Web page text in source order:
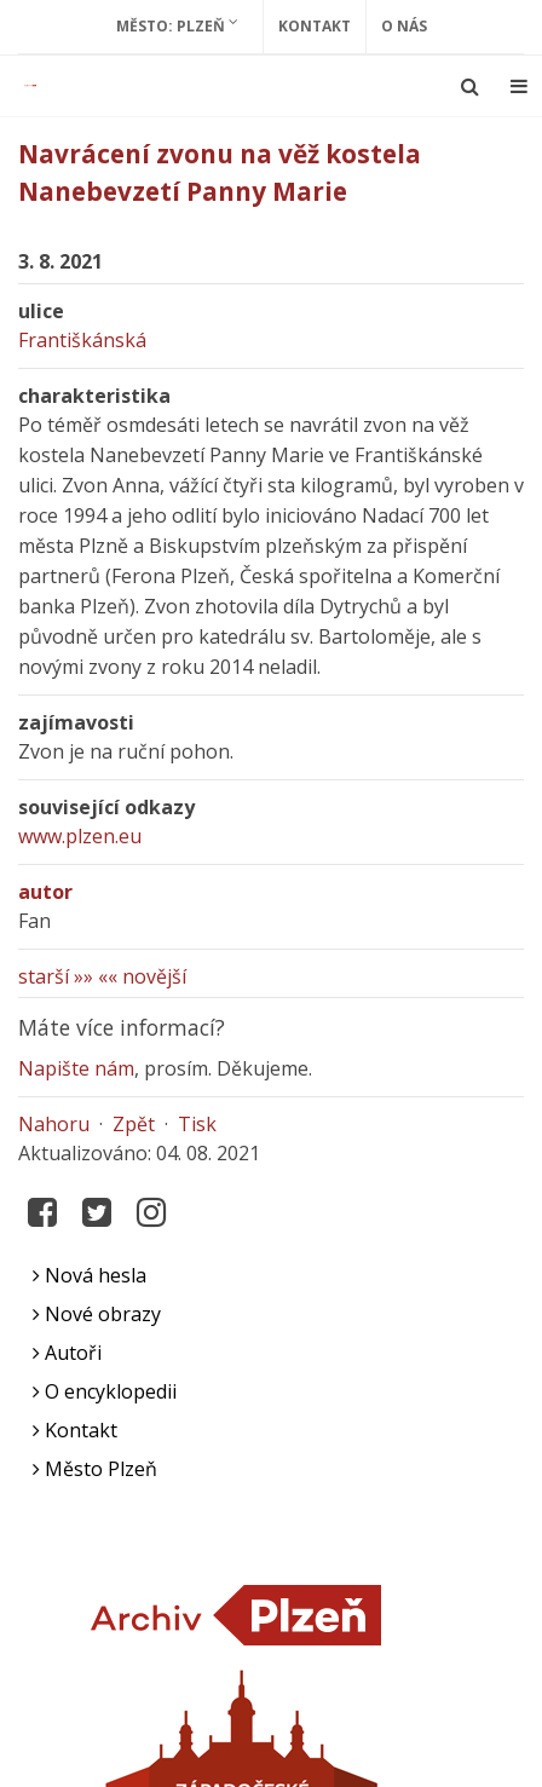
MĚSTO: PLZEŇ KONTAKT O NÁS
Navrácení zvonu na věž kostela
Nanebevzetí Panny Marie
3. 8. 2021
ulice
Františkánská
charakteristika
Po téměř osmdesáti letech se navrátil zvon na věž
kostela Nanebevzetí Panny Marie ve Františkánské
ulici. Zvon Anna, vážící čtyři sta kilogramů, byl vyroben v
roce 1994 a jeho odlití bylo iniciováno Nadací 700 let
města Plzně a Biskupstvím plzeňským za přispění
partnerů (Ferona Plzeň, Česká spořitelna a Komerční
banka Plzeň). Zvon zhotovila díla Dytrychů a byl
původně určen pro katedrálu sv. Bartoloměje, ale s
novými zvony z roku 2014 neladil.
zajímavosti
Zvon je na ruční pohon.
související odkazy
www.plzen.eu
autor
Fan
starší »» «« novější
Máte více informací?
Napište nám, prosím. Děkujeme.
Nahoru · Zpět · Tisk
Aktualizováno: 04. 08. 2021
Nová hesla
Nové obrazy
Autoři
O encyklopedii
Kontakt
Město Plzeň